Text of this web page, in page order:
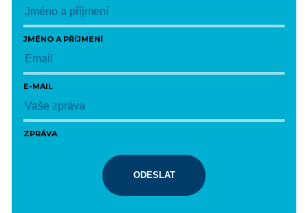
JMÉNO A PŘÍJMENÍ
E-MAIL
ZPRÁVA
ODESLAT